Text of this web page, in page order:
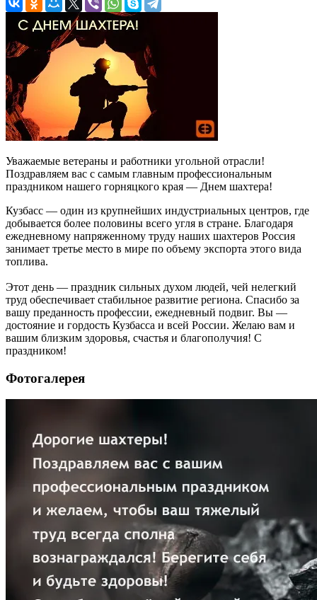
Уважаемые ветераны и работники угольной отрасли!
Поздравляем вас с самым главным профессиональным
праздником нашего горняцкого края — Днем шахтера!
Кузбасс — один из крупнейших индустриальных центров, где
добывается более половины всего угля в стране. Благодаря
ежедневному напряженному труду наших шахтеров Россия
занимает третье место в мире по объему экспорта этого вида
топлива.
Этот день — праздник сильных духом людей, чей нелегкий
труд обеспечивает стабильное развитие региона. Спасибо за
вашу преданность профессии, ежедневный подвиг. Вы —
достояние и гордость Кузбасса и всей России. Желаю вам и
вашим близким здоровья, счастья и благополучия! С
праздником!
Фотогалерея